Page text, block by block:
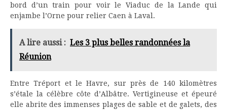
bord d’un train pour voir le Viaduc de la Lande qui
enjambe l’Orne pour relier Caen à Laval.
A lire aussi : Les 3 plus belles randonnées la
Réunion
Entre Tréport et le Havre, sur près de 140 kilomètres
s’étale la célèbre côte d’Albâtre. Vertigineuse et épeuré
elle abrite des immenses plages de sable et de galets, des